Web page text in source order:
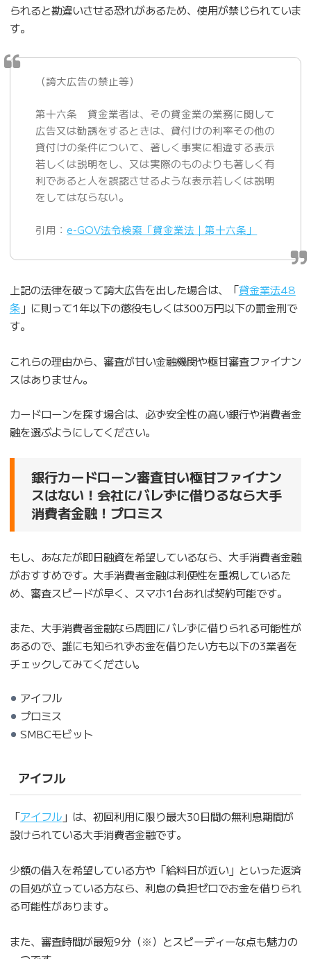
られると勘違いさせる恐れがあるため、使用が禁じられていま
す。
（誇大広告の禁止等）
第十六条 貸金業者は、その貸金業の業務に関して
広告又は勧誘をするときは、貸付けの利率その他の
貸付けの条件について、著しく事実に相違する表示
若しくは説明をし、又は実際のものよりも著しく有
利であると人を誤認させるような表示若しくは説明
をしてはならない。
引用：e-GOV法令検索「貸金業法｜第十六条」
上記の法律を破って誇大広告を出した場合は、「貸金業法48
条」に則って1年以下の懲役もしくは300万円以下の罰金刑で
す。
これらの理由から、審査が甘い金融機関や極甘審査ファイナン
スはありません。
カードローンを探す場合は、必ず安全性の高い銀行や消費者金
融を選ぶようにしてください。
銀行カードローン審査甘い極甘ファイナン
スはない！会社にバレずに借りるなら大手
消費者金融！プロミス
もし、あなたが即日融資を希望しているなら、大手消費者金融
がおすすめです。大手消費者金融は利便性を重視しているた
め、審査スピードが早く、スマホ1台あれば契約可能です。
また、大手消費者金融なら周囲にバレずに借りられる可能性が
あるので、誰にも知られずお金を借りたい方も以下の3業者を
チェックしてみてください。
アイフル
プロミス
SMBCモビット
アイフル
「アイフル」は、初回利用に限り最大30日間の無利息期間が
設けられている大手消費者金融です。
少額の借入を希望している方や「給料日が近い」といった返済
の目処が立っている方なら、利息の負担ゼロでお金を借りられ
る可能性があります。
また、審査時間が最短9分（※）とスピーディーな点も魅力の